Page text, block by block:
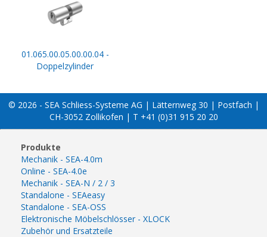
01.065.00.05.00.00.04 -
Doppelzylinder
© 2026 - SEA Schliess-Systeme AG | Lätternweg 30 | Postfach |
CH-3052 Zollikofen | T +41 (0)31 915 20 20
Produkte
Mechanik - SEA-4.0m
Online - SEA-4.0e
Mechanik - SEA-N / 2 / 3
Standalone - SEAeasy
Standalone - SEA-OSS
Elektronische Möbelschlösser - XLOCK
Zubehör und Ersatzteile